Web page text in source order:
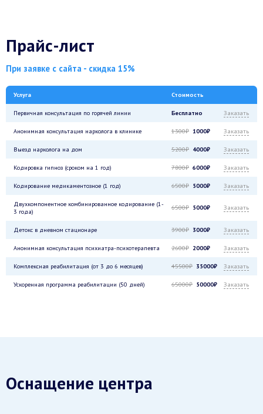
Прайс-лист
При заявке с сайта - скидка 15%
Услуга Стоимость
Первичная консультация по горячей линии Бесплатно Заказать
Анонимная консультация нарколога в клинике 1300₽ 1000₽ Заказать
Выезд нарколога на дом 5200₽ 4000₽ Заказать
Кодировка гипноз (сроком на 1 год) 7800₽ 6000₽ Заказать
Кодирование медикаментозное (1 год) 6500₽ 5000₽ Заказать
Двухкомпонентное комбинированное кодирование (1-
3 года)
6500₽ 5000₽ Заказать
Детокс в дневном стационаре 3900₽ 3000₽ Заказать
Анонимная консультация психиатра-психотерапевта 2600₽ 2000₽ Заказать
Комплексная реабилитация (от 3 до 6 месяцев) 45500₽ 35000₽ Заказать
Ускоренная программа реабилитации (50 дней) 65000₽ 50000₽ Заказать
Оснащение центра